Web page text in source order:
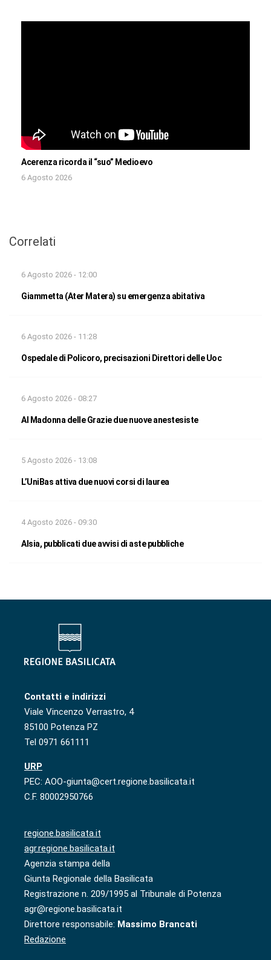
Acerenza ricorda il “suo” Medioevo
6 Agosto 2026
Correlati
6 Agosto 2026 - 12:00
Giammetta (Ater Matera) su emergenza abitativa
6 Agosto 2026 - 11:28
Ospedale di Policoro, precisazioni Direttori delle Uoc
6 Agosto 2026 - 08:27
Al Madonna delle Grazie due nuove anestesiste
5 Agosto 2026 - 13:08
L’UniBas attiva due nuovi corsi di laurea
4 Agosto 2026 - 09:30
Alsia, pubblicati due avvisi di aste pubbliche
Contatti e indirizzi
Viale Vincenzo Verrastro, 4
85100 Potenza PZ
Tel 0971 661111
URP
PEC: AOO-giunta@cert.regione.basilicata.it
C.F. 80002950766
regione.basilicata.it
agr.regione.basilicata.it
Agenzia stampa della
Giunta Regionale della Basilicata
Registrazione n. 209/1995 al Tribunale di Potenza
agr@regione.basilicata.it
Direttore responsabile: Massimo Brancati
Redazione